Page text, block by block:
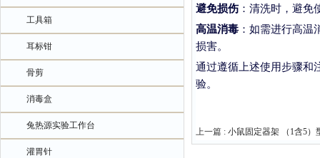
工具箱
耳标钳
骨剪
消毒盒
兔热源实验工作台
灌胃针
避免损伤：清洗时，避免
高温消毒 ：如需进行高
损害。
通过遵循上述使用步骤和
验。
上一篇 : 小鼠固定器架 （1含5）